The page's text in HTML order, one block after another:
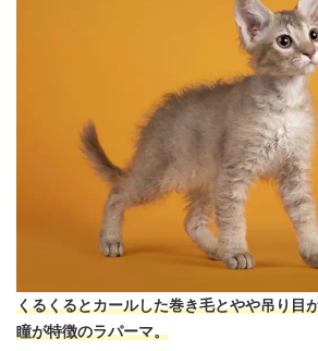
くるくるとカールした巻き毛とやや吊り目
瞳が特徴のラパーマ。